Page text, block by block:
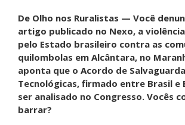
De Olho nos Ruralistas — Você
artigo publicado no Nexo, a
pelo Estado brasileiro contra as
quilombolas em Alcântara, no
aponta que o Acordo de
Tecnológicas, firmado entre Brasil e
ser analisado no Congresso. Vocês
barrar?